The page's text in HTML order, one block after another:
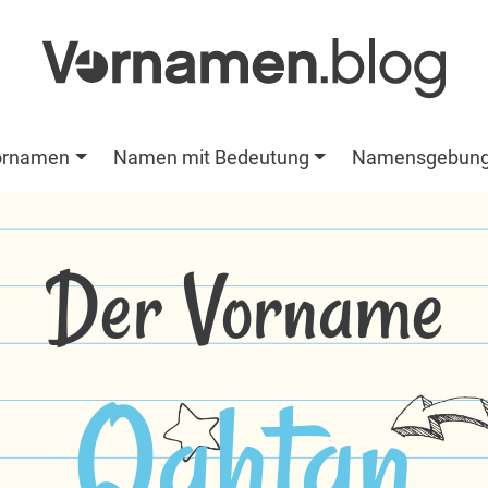
Namen mit Bedeutung
Der Vorname